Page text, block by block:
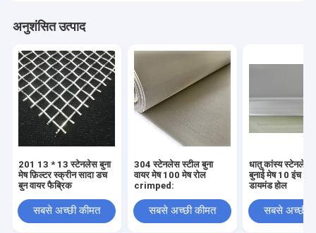
अनुशंसित उत्पाद
201 13 * 13 स्टेनलेस बुना
मेष फ़िल्टर स्क्रीन सादा डच
बुन वायर फैब्रिक
सबसे अच्छी कीमत
304 स्टेनलेस स्टील बुना
वायर मेष 100 मेष रोल
crimped:
सबसे अच्छी कीमत
धातु कांस्य स्टेनलेस
बुनाई मेष 10 इंच
डायमंड होल
सबसे अच्छी